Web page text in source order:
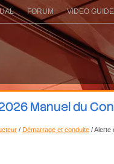
FORUM VIDEO
Manuel du
/ Démarrage et conduite / Alerte